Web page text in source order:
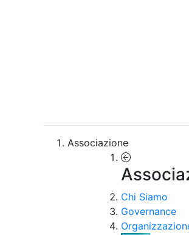
Associazione
Chi Siamo
Governance